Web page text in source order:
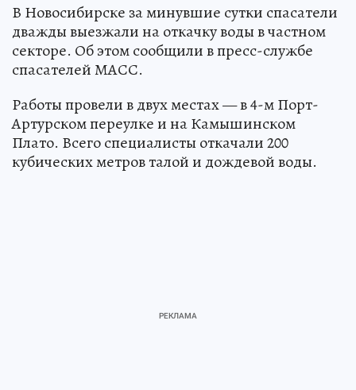
В Новосибирске за минувшие сутки спасатели
дважды выезжали на откачку воды в частном
секторе. Об этом сообщили в пресс-службе
спасателей МАСС.
Работы провели в двух местах — в 4-м Порт-
Артурском переулке и на Камышинском
Плато. Всего специалисты откачали 200
кубических метров талой и дождевой воды.